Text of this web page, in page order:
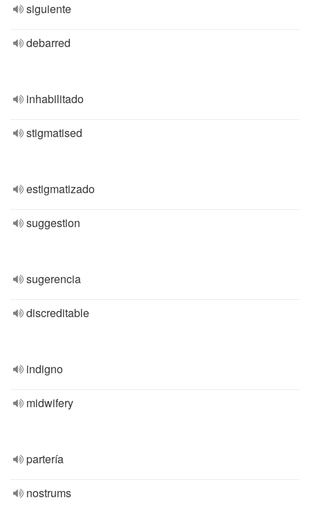
siguiente
debarred
inhabilitado
stigmatised
estigmatizado
suggestion
sugerencia
discreditable
indigno
midwifery
partería
nostrums